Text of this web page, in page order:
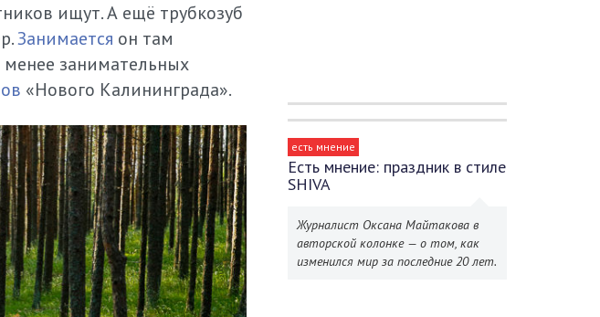
ищут. А ещё трубкозуб
Занимается он там
занимательных
«Нового Калининграда».
есть мнение
Есть мнение: праздник в стиле
SHIVA
Журналист Оксана Майтакова в
авторской колонке — о том, как
изменился мир за последние 20 лет.